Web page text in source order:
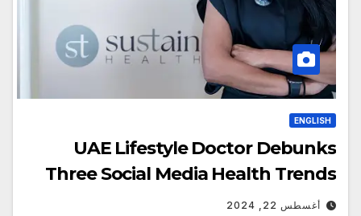
ENGLISH
UAE Lifestyle Doctor Debunks
Three Social Media Health Trends
أغسطس 22, 2024